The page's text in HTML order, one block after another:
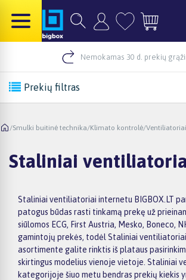
Nemokamas 30 d. prekių
Prekių filtras
/Smulki buitinė technika/Klimato kontrolė/Ventiliatoriai
Staliniai
Staliniai ventiliatoriai internetu BIGBOX.LT
patogus būdas rasti tinkamą prekę už
siūlomos ECG, First Austria, Mesko, Boneco,
gamintojų prekės, todėl Staliniai
asortimente galite rinktis iš plataus
skirtingus modelius vienoje vietoje. Staliniai
kategorijoje šiuo metu bendras prekių kiekis